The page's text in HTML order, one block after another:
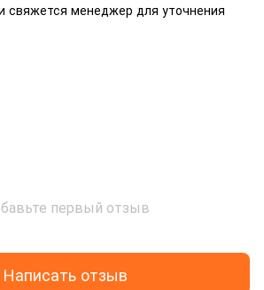
свяжется менеджер для уточнения
первый отзыв
Написать отзыв